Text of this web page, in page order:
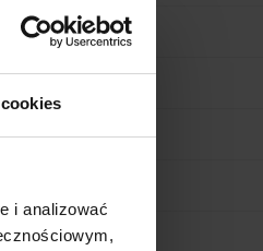
i analizować